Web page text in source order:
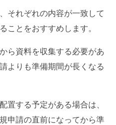
それぞれの内容が一致して
ことをおすすめします。
ら資料を収集する必要があ
よりも準備期間が長くなる
置する予定がある場合は、
申請の直前になってから準